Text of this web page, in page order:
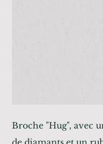
Broche "Hug", avec